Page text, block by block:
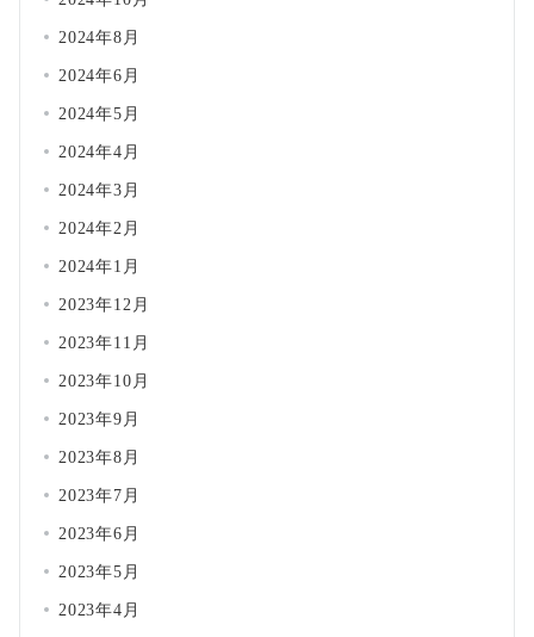
2024年8月
2024年6月
2024年5月
2024年4月
2024年3月
2024年2月
2024年1月
2023年12月
2023年11月
2023年10月
2023年9月
2023年8月
2023年7月
2023年6月
2023年5月
2023年4月